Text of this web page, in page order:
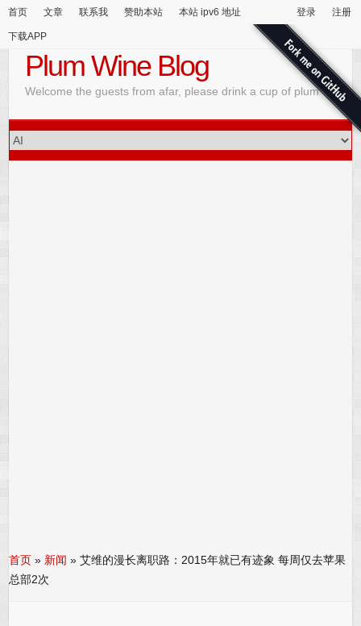
首页 文章 联系我 赞助本站 本站 ipv6 地址
下载APP
登录 注册
Plum Wine Blog
Welcome the guests from afar, please drink a cup of plum wine
首页 » 新闻 »艾维的漫长离职路：2015年就已有迹象 每周仅去苹果
总部2次